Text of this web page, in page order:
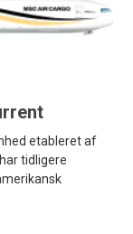
etableret af
tidligere